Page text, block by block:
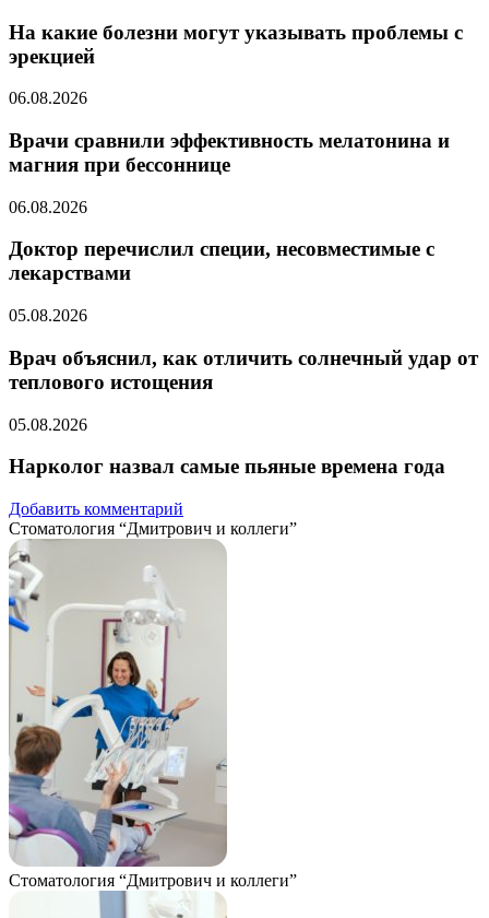
На какие болезни могут указывать проблемы с
эрекцией
06.08.2026
Врачи сравнили эффективность мелатонина и
магния при бессоннице
06.08.2026
Доктор перечислил специи, несовместимые с
лекарствами
05.08.2026
Врач объяснил, как отличить солнечный удар от
теплового истощения
05.08.2026
Нарколог назвал самые пьяные времена года
Добавить комментарий
Стоматология “Дмитрович и коллеги”
Стоматология “Дмитрович и коллеги”